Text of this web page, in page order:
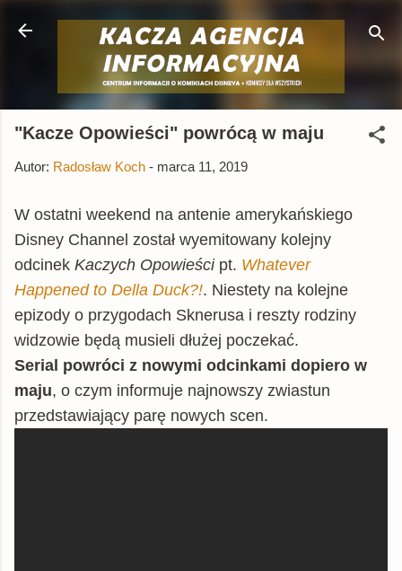
Przejdź do głównej zawartości
"Kacze Opowieści" powrócą w maju
Autor: Radosław Koch - marca 11, 2019
W ostatni weekend na antenie amerykańskiego
Disney Channel został wyemitowany kolejny
odcinek Kaczych Opowieści pt. Whatever
Happened to Della Duck?!. Niestety na kolejne
epizody o przygodach Sknerusa i reszty rodziny
widzowie będą musieli dłużej poczekać.
Serial powróci z nowymi odcinkami dopiero w
maju, o czym informuje najnowszy zwiastun
przedstawiający parę nowych scen.